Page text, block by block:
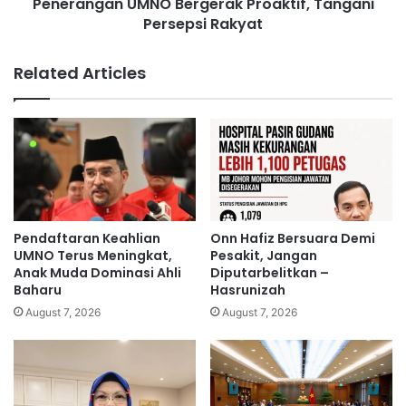
3
,
2
3
9
m
p
u
l
a
t
u
O
B
e
r
g
a
k
P
r
o
a
f
,
Penerangan UMNO Bergerak Proaktif, Tangani
Persepsi Rakyat
Related Articles
Pendaftaran Keahlian
UMNO Terus Meningkat,
Anak Muda Dominasi Ahli
Baharu
August 7, 2026
Onn Hafiz Bersuara Demi
Pesakit, Jangan
Diputarbelitkan –
Hasrunizah
August 7, 2026